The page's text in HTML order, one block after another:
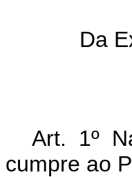
Da
Art. 1º
cumpre ao